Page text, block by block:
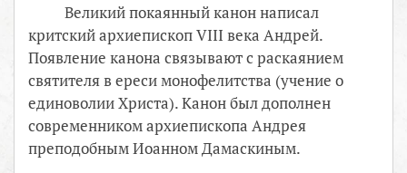
Великий покаянный канон написал
критский архиепископ VIII века Андрей.
Появление канона связывают с раскаянием
святителя в ереси монофелитства (учение о
единоволии Христа). Канон был дополнен
современником архиепископа Андрея
преподобным Иоанном Дамаскиным.